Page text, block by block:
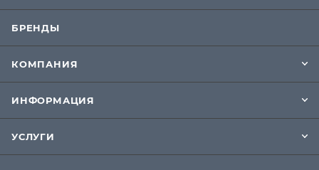
БРЕНДЫ
КОМПАНИЯ
ИНФОРМАЦИЯ
УСЛУГИ